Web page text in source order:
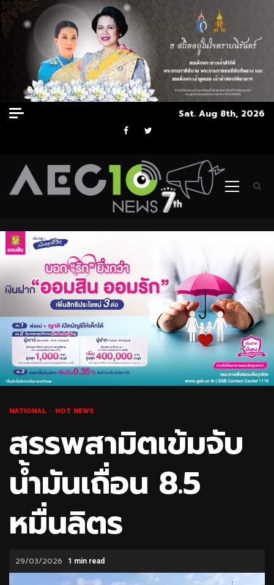
Skip
to
Sat. Aug 8th, 2026
Facebook
Twitter
Primary
NATIONAL HOT NEWS
สรรพสามิตเข้มจับ
น้ำมันเถื่อน 8.5
หมื่นลิตร
29/03/2026 1 min read